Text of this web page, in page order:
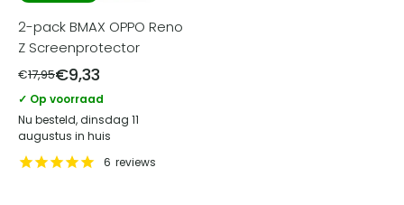
2-pack BMAX OPPO Reno
Z Screenprotector
€17,95€9,33
✓ Op voorraad
Nu besteld, dinsdag 11
augustus in huis
6 reviews